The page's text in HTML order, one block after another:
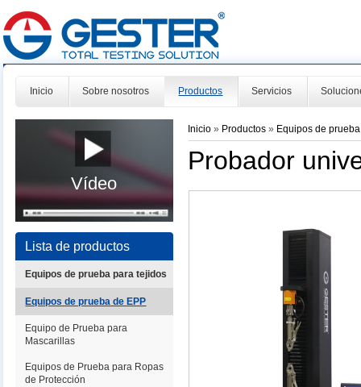
Inicio Sobre nosotros Productos Servicios
Vídeo
Lista de productos
Equipos de prueba para tejidos
Equipos de prueba de EPP
Equipo de Prueba para
Mascarillas
Equipos de Prueba para Ropas
de Protección
Inicio » Productos» Equipos de
Probador